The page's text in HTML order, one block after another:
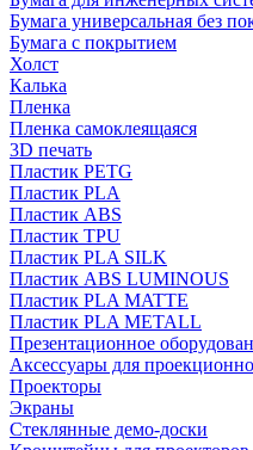
Бумага универсальная без
Бумага с покрытием
Холст
Калька
Пленка
Пленка самоклеящаяся
3D печать
Пластик PETG
Пластик PLA
Пластик ABS
Пластик TPU
Пластик PLA SILK
Пластик ABS LUMINOUS
Пластик PLA MATTE
Пластик PLA METALL
Презентационное
Аксессуары для
Проекторы
Экраны
Стеклянные демо-доски